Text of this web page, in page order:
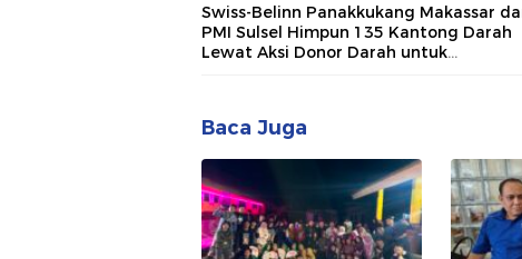
Swiss-Belinn Panakkukang Makassar
PMI Sulsel Himpun 135 Kantong Darah
Lewat Aksi Donor Darah untuk
Baca Juga